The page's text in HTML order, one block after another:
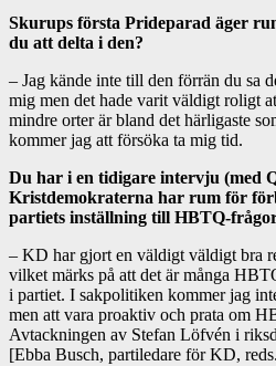
Skurups första Prideparad äger
du att delta i den?
– Jag kände inte till den förrän du sa
mig men det hade varit väldigt roligt
mindre orter är bland det härligaste
kommer jag att försöka ta mig tid.
Du har i en tidigare intervju (med
Kristdemokraterna har rum för
partiets inställning till HBTQ-
– KD har gjort en väldigt väldigt bra
vilket märks på att det är många
i partiet. I sakpolitiken kommer jag
men att vara proaktiv och prata om
Avtackningen av Stefan Löfvén i
[Ebba Busch, partiledare för KD,